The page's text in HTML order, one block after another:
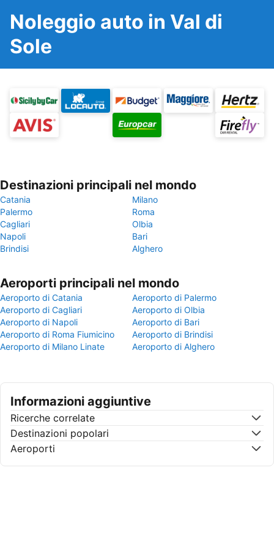
Noleggio auto in Val di
Sole
Destinazioni principali nel mondo
Catania
Milano
Palermo
Roma
Cagliari
Olbia
Napoli
Bari
Brindisi
Alghero
Aeroporti principali nel mondo
Aeroporto di Catania
Aeroporto di Palermo
Aeroporto di Cagliari
Aeroporto di Olbia
Aeroporto di Napoli
Aeroporto di Bari
Aeroporto di Roma Fiumicino
Aeroporto di Brindisi
Aeroporto di Milano Linate
Aeroporto di Alghero
Informazioni aggiuntive
Ricerche correlate
Destinazioni popolari
Aeroporti